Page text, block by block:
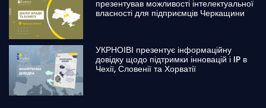
презентував можливості інтелектуальної
власності для підприємців Черкащини
УКРНОІВІ презентує інформаційну
довідку щодо підтримки інновацій і IP в
Чехії, Словенії та Хорватії